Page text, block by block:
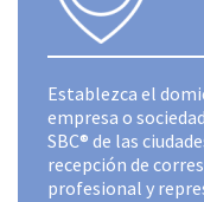
Establezca el
empresa o
SBC® de las
recepción de
profesional y